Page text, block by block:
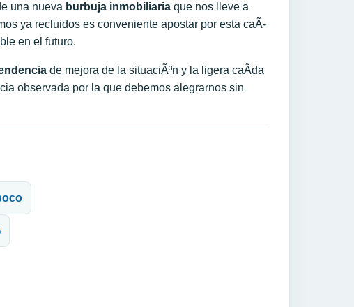
una nueva burbuja inmobiliaria que nos lleve a
ya recluidos es conveniente apostar por esta caÃ­
en el futuro.
de mejora de la situaciÃ³n y la ligera caÃ­da
observada por la que debemos alegrarnos sin